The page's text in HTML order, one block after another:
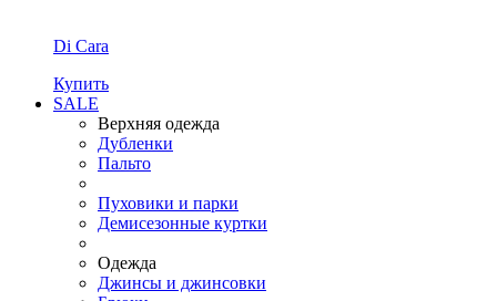
Di Cara
Купить
SALE
Верхняя одежда
Дубленки
Пальто
Пуховики и парки
Демисезонные куртки
Одежда
Джинсы и джинсовки